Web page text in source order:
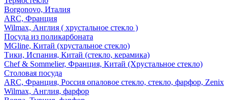
Borgonovo, Италия
ARC, Франция
Wilmax, Англия ( хрустальное стекло )
Посуда из поликарбоната
MGline, Китай (хрустальное стекло)
Тики, Испания, Китай (стекло, керамика)
Chef & Sommelier, Франция, Китай (Хрустальное стекло)
Столовая посуда
ARC, Франция, Россия опаловое стекло, стекло, фарфор, Zenix
Wilmax, Англия, фарфор